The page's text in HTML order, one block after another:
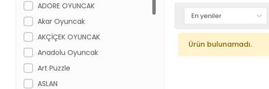
ADORE OYUNCAK
Akar Oyuncak
AKÇİÇEK OYUNCAK
Anadolu Oyuncak
Art Puzzle
ASLAN
Ürün bulunamadı.